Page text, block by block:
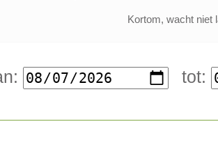
Kortom, wacht niet
tot: